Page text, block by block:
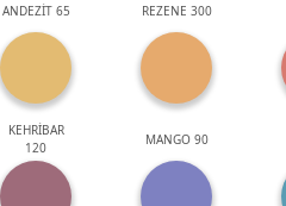
ANDEZİT 65 REZENE 300
KEHRİBAR
120
MANGO 90